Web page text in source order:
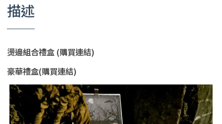
描述
燙邊組合禮盒 (購買連結)
豪華禮盒(購買連結)